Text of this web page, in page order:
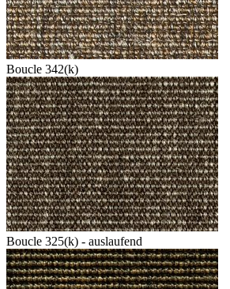
Boucle 342(k)
Boucle 325(k) - auslaufend